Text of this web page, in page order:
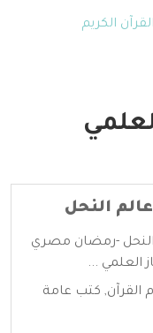
الكريم
النحل
النحل -رمضان مصري
العلمي ...
القرآن, كتب عامة